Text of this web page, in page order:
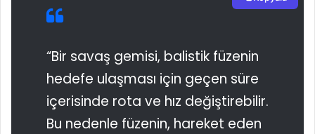
“Bir savaş gemisi, balistik füzenin
hedefe ulaşması için geçen süre
içerisinde rota ve hız değiştirebilir.
Bu nedenle füzenin, hareket eden